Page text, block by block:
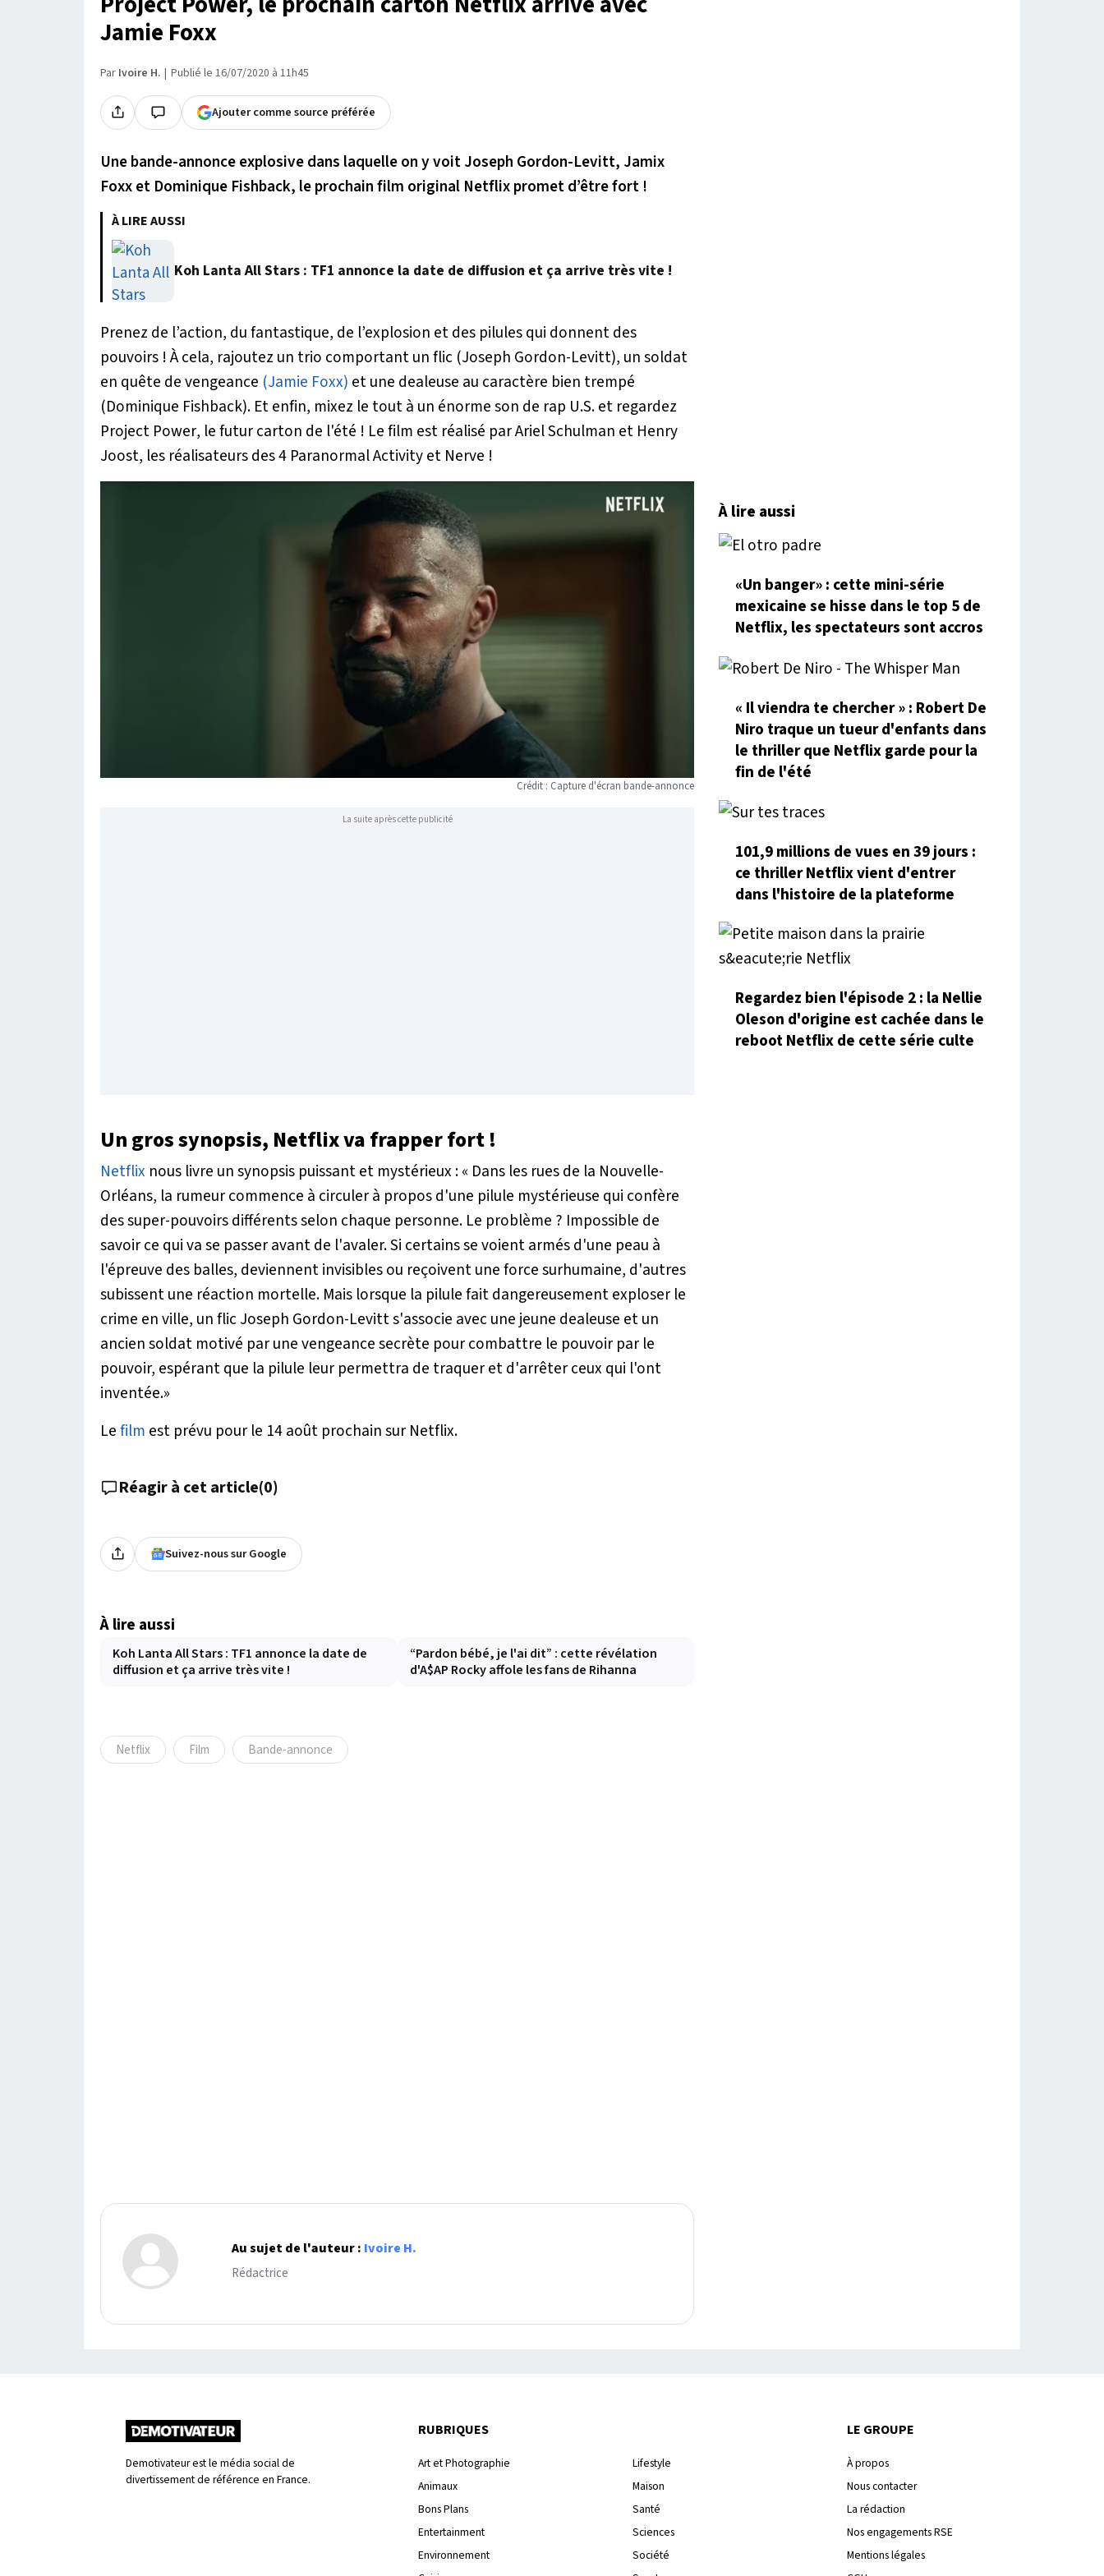
Jamie Foxx
Par Ivoire H. Publié le 16/07/2020 à 11h45
Ajouter comme source préférée
Une bande-annonce explosive dans laquelle on y voit Joseph Gordon-Levitt, Jamix
Foxx et Dominique Fishback, le prochain film original Netflix promet d’être fort !
À LIRE AUSSI
Koh Lanta All Stars : TF1 annonce la date de diffusion et ça arrive très vite !
Prenez de l’action, du fantastique, de l’explosion et des pilules qui donnent des
pouvoirs ! À cela, rajoutez un trio comportant un flic (Joseph Gordon-Levitt), un soldat
en quête de vengeance (Jamie Foxx) et une dealeuse au caractère bien trempé
(Dominique Fishback). Et enfin, mixez le tout à un énorme son de rap U.S. et regardez
Project Power, le futur carton de l'été ! Le film est réalisé par Ariel Schulman et Henry
Joost, les réalisateurs des 4 Paranormal Activity et Nerve !
Crédit : Capture d'écran bande-annonce
La suite après cette publicité
Un gros synopsis, Netflix va frapper fort !
Netflix nous livre un synopsis puissant et mystérieux : « Dans les rues de la Nouvelle-
Orléans, la rumeur commence à circuler à propos d'une pilule mystérieuse qui confère
des super-pouvoirs différents selon chaque personne. Le problème ? Impossible de
savoir ce qui va se passer avant de l'avaler. Si certains se voient armés d'une peau à
l'épreuve des balles, deviennent invisibles ou reçoivent une force surhumaine, d'autres
subissent une réaction mortelle. Mais lorsque la pilule fait dangereusement exploser le
crime en ville, un flic Joseph Gordon-Levitt s'associe avec une jeune dealeuse et un
ancien soldat motivé par une vengeance secrète pour combattre le pouvoir par le
pouvoir, espérant que la pilule leur permettra de traquer et d'arrêter ceux qui l'ont
inventée.»
Lefilm est prévu pour le 14 août prochain sur Netflix.
Réagir à cet article(0)
Suivez-nous sur Google
À lire aussi
Koh Lanta All Stars : TF1 annonce la date de
diffusion et ça arrive très vite !
“Pardon bébé, je l'ai dit” : cette révélation
d'A$AP Rocky affole les fans de Rihanna
Netflix Film Bande-annonce
Au sujet de l'auteur : Ivoire H.
Rédactrice
À lire aussi
«Un banger» : cette mini-série
mexicaine se hisse dans le top 5 de
Netflix, les spectateurs sont accros
« Il viendra te chercher » : Robert De
Niro traque un tueur d'enfants dans
le thriller que Netflix garde pour la
fin de l'été
101,9 millions de vues en 39 jours :
ce thriller Netflix vient d'entrer
dans l'histoire de la plateforme
Regardez bien l'épisode 2 : la Nellie
Oleson d'origine est cachée dans le
reboot Netflix de cette série culte
Demotivateur est le média social de
divertissement de référence en France.
RUBRIQUES
Art et Photographie
Animaux
Bons Plans
Entertainment
Environnement
Lifestyle
Maison
Santé
Sciences
Société
LE GROUPE
À propos
Nous contacter
La rédaction
Nos engagements RSE
Mentions légales